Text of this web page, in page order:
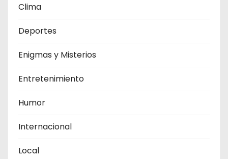
Clima
Deportes
Enigmas y Misterios
Entretenimiento
Humor
Internacional
Local